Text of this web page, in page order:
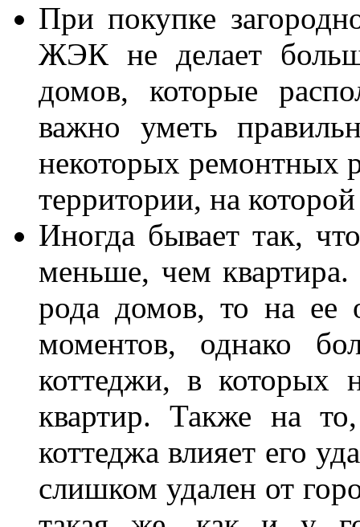
При покупке
ЖЭК не делает
домов, которые
важно уметь
некоторых ремонтных
территории, на
Иногда бывает так,
меньше, чем квартира.
рода домов, то на ее
моментов, однако
коттеджи, в которых
квартир. Также на
коттеджа влияет его
слишком удален от